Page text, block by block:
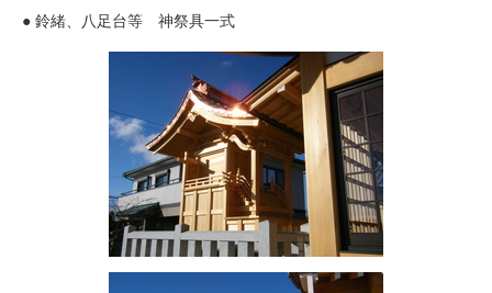
● 鈴緒、八足台等 神祭具一式